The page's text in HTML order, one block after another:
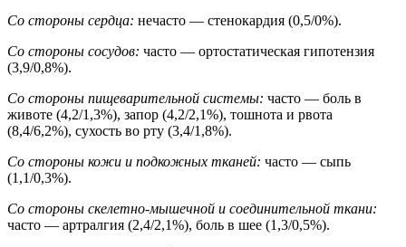
Со стороны сердца: нечасто — стенокардия (0,5/0%).
Со стороны сосудов: часто — ортостатическая гипотензия
(3,9/0,8%).
Со стороны пищеварительной системы: часто — боль в
животе (4,2/1,3%), запор (4,2/2,1%), тошнота и рвота
(8,4/6,2%), сухость во рту (3,4/1,8%).
Со стороны кожи и подкожных тканей: часто — сыпь
(1,1/0,3%).
Со стороны скелетно-мышечной и соединительной ткани:
часто — артралгия (2,4/2,1%), боль в шее (1,3/0,5%).